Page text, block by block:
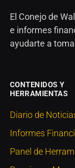
El Conejo de
e informes
ayudarte a
CONTENIDOS Y
HERRAMIENTAS
Diario de
Informes
Panel de